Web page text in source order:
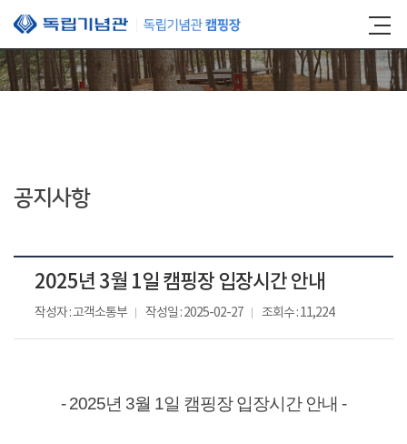
본문 바로가기
공지사항
2025년 3월 1일 캠핑장 입장시간 안내
작성자 : 고객소통부 작성일 : 2025-02-27 조회수 : 11,224
- 2025년 3월 1일 캠핑장 입장시간 안내 -